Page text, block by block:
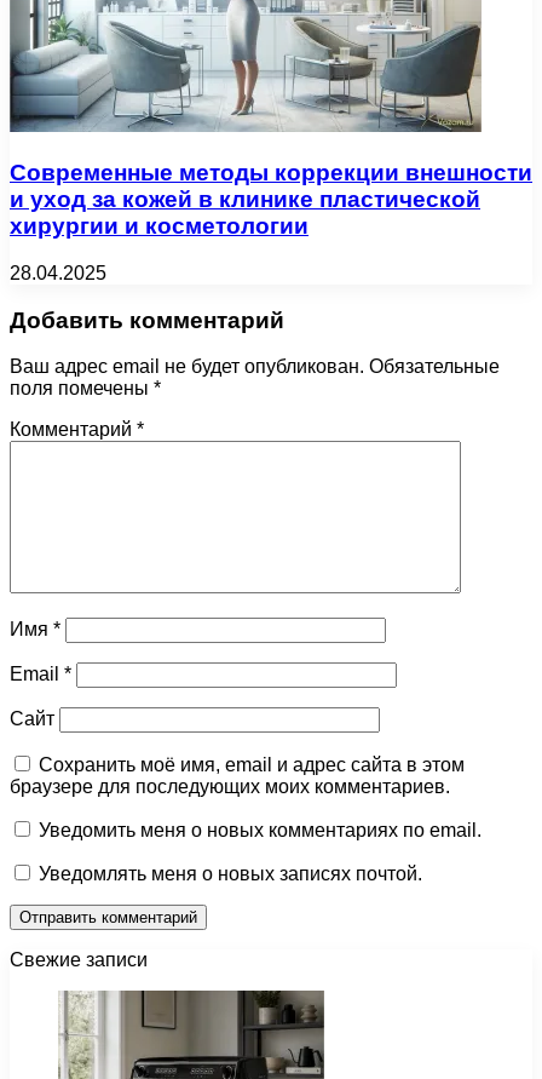
Современные методы коррекции внешности
и уход за кожей в клинике пластической
хирургии и косметологии
28.04.2025
Добавить комментарий
Ваш адрес email не будет опубликован. Обязательные
поля помечены *
Комментарий *
Имя *
Email *
Сайт
Сохранить моё имя, email и адрес сайта в этом
браузере для последующих моих комментариев.
Уведомить меня о новых комментариях по email.
Уведомлять меня о новых записях почтой.
Свежие записи